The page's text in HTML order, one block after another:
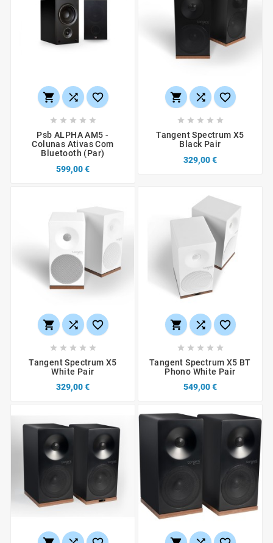
  
    
Psb ALPHA AM5 -
Colunas Ativas Com
Bluetooth (par)
599,00 €
  
    
Tangent Spectrum X5
Black Pair
329,00 €
  
    
Tangent Spectrum X5
White Pair
329,00 €
  
    
Tangent Spectrum X5 BT
Phono White Pair
549,00 €